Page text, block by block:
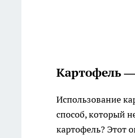
Картофель
Использование
способ, который
картофель? Этот